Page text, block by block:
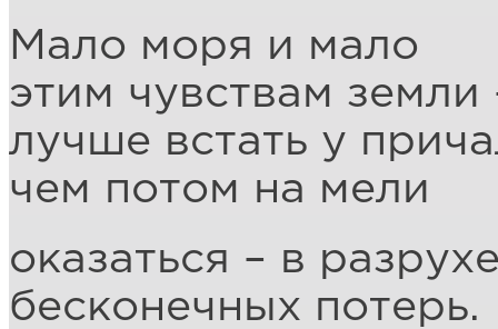
Мало моря и мало
этим чувствам земли
лучше встать у
чем потом на мели
оказаться – в
бесконечных потерь.